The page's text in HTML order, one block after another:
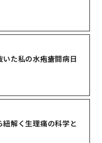
た私の水疱瘡闘病日
解く生理痛の科学と